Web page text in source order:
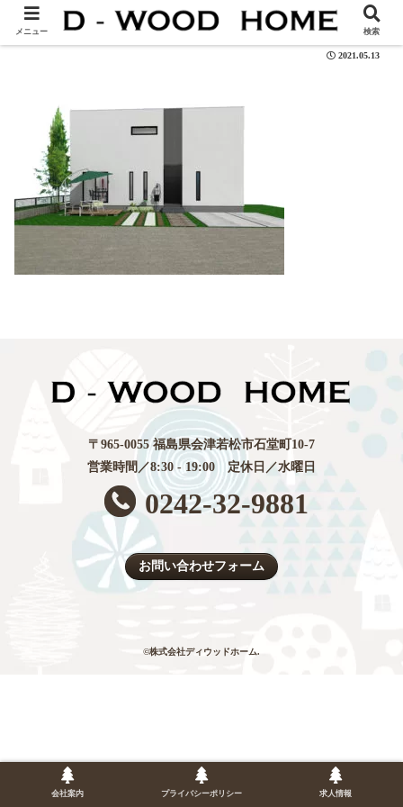
102-01
2021.05.13
〒965-0055 福島県会津若松市石堂町10-7
営業時間／8:30 - 19:00 定休日／水曜日
0242-32-9881
お問い合わせフォーム
©株式会社ディウッドホーム.
メニュー 検索
会社案内 プライバシーポリシー 求人情報